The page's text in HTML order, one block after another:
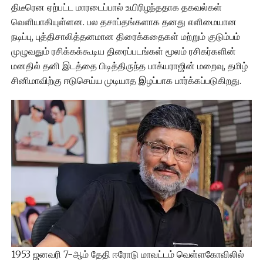
திடீரென ஏற்பட்ட மாரடைப்பால் உயிரிழந்ததாக தகவல்கள்
வெளியாகியுள்ளன. பல தசாப்தங்களாக தனது எளிமையான
நடிப்பு, புத்திசாலித்தனமான திரைக்கதைகள் மற்றும் குடும்பம்
முழுவதும் ரசிக்கக்கூடிய திரைப்படங்கள் மூலம் ரசிகர்களின்
மனதில் தனி இடத்தை பிடித்திருந்த பாக்யராஜின் மறைவு, தமிழ்
சினிமாவிற்கு ஈடுசெய்ய முடியாத இழப்பாக பார்க்கப்படுகிறது.
1953 ஜனவரி 7-ஆம் தேதி ஈரோடு மாவட்டம் வெள்ளகோவிலில்